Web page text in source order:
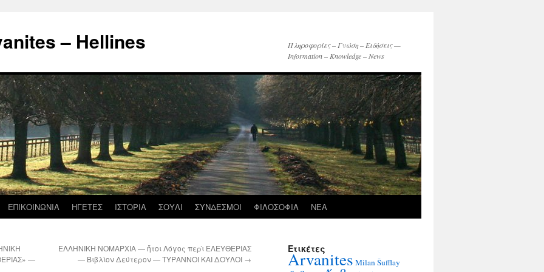
– Hellines
Πληροφορίες – Γνώση – Ειδήσεις —
Information – Knowledge – News
ΕΠΙΚΟΙΝΩΝΙΑ ΗΓΕΤΕΣ ΙΣΤΟΡΙΑ ΣΟΥΛΙ ΣΥΝΔΕΣΜΟΙ ΦΙΛΟΣΟΦΙΑ ΝΕΑ
—
ΕΛΛΗΝΙΚΗ ΝΟΜΑΡΧΙΑ — ἤτοι Λόγος περὶ ΕΛΕΥΘΕΡΙΑΣ
— Βιβλίον Δεύτερον — ΤΥΡΑΝΝΟΙ ΚΑΙ ΔΟΥΛΟΙ →
Ετικέτες
Arvanites Milan Šufflay